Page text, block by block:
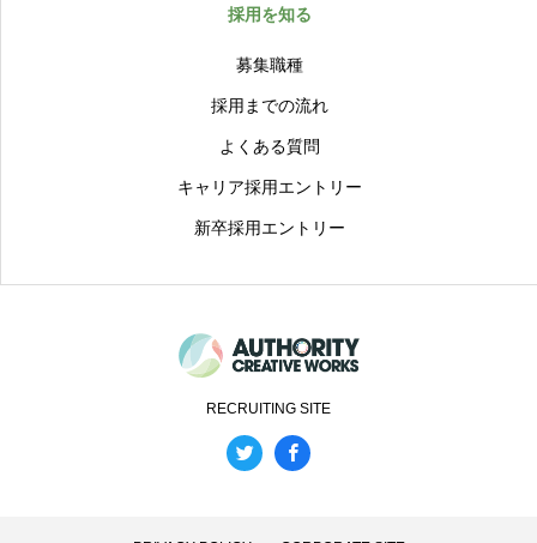
採用を知る
募集職種
採用までの流れ
よくある質問
キャリア採用エントリー
新卒採用エントリー
RECRUITING SITE